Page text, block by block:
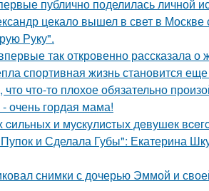
публично поделилась личной
цекало вышел в свет в
Руку".
так откровенно рассказала о
спортивная жизнь становится еще
что-то плохое обязательно
очень гордая мама!
и муcкулиcтых дeвушeк
и Сделала Губы": Екатерина
снимки с дочерью Эммой и